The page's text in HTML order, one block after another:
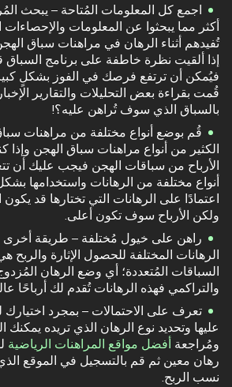
اجمع كل المعلومات المُتاحة – يبحث
أكثر مما يبحثوا عن المعلومات
تُفيدهم أثناء الرهان في مراهنات سباق
إذا ألقيت نظرة خاطفة على برنامج
فيُمكن أن ترتفع فرصك في الفوز بشكلٍ
قُمت بقراءة بعض التحليلات والتقارير
بالسباق الذي سوف تُراهن عليه؟!
قُم بوضع أنواع مختلفة من مراهنات
الكثير من أنواع مراهنات سباق الهجن وإذا
الأرباح من سباقات الهجن فيجب عليك أن
أنواع مختلفة من الرهانات واستخدامها
اعتمادًا على الرهانات التي تختارها قد
ولكن الأرباح سوف تكون أعلى.
راهن على خيول مُختلفة – طريقة أخرى
الرهانات المختلفة للحصول الإثارة والربح
السباقات المُتعددة؛ أي وضع الرهان
والتراكمي فهذه الرهانات تُقدم لك أرباحًا
تعرف على الاحتمالات – بمجرد
عليها وتحديد نوع الرهان الذي تريده يمكنك
ومُراجعة أفضل مواقع المراهنات الرياضية
رهان معين ثم قم بالتسجيل في الموقع
نسب الربح.